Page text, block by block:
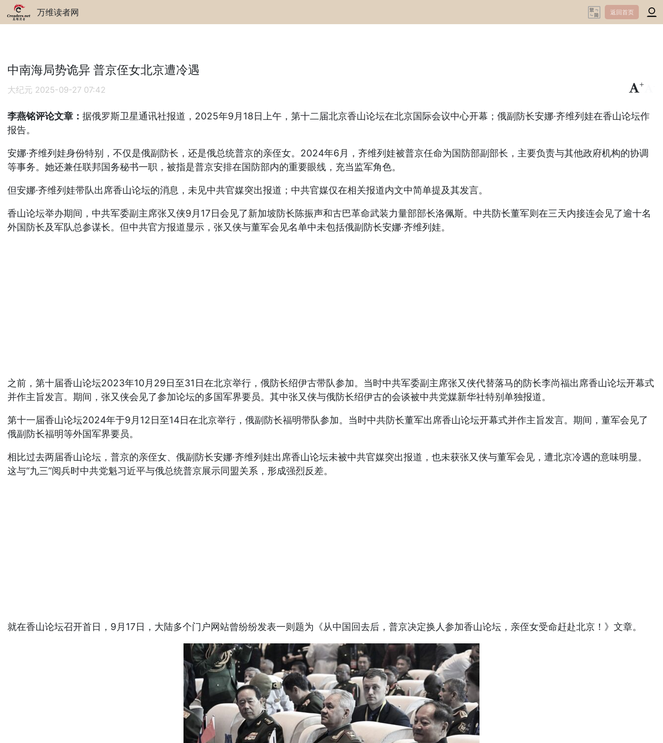
万维读者网 返回首页
中南海局势诡异 普京侄女北京遭冷遇
大纪元 2025-09-27 07:42
+
李燕铭评论文章：据俄罗斯卫星通讯社报道，2025年9月18日上午，第十二届北京香山论坛在北京国际会议中心开幕；俄副防长安娜·齐维列娃在香山论坛作
报告。
安娜·齐维列娃身份特别，不仅是俄副防长，还是俄总统普京的亲侄女。2024年6月，齐维列娃被普京任命为国防部副部长，主要负责与其他政府机构的协调
等事务。她还兼任联邦国务秘书一职，被指是普京安排在国防部内的重要眼线，充当监军角色。
但安娜·齐维列娃带队出席香山论坛的消息，未见中共官媒突出报道；中共官媒仅在相关报道内文中简单提及其发言。
香山论坛举办期间，中共军委副主席张又侠9月17日会见了新加坡防长陈振声和古巴革命武装力量部部长洛佩斯。中共防长董军则在三天内接连会见了逾十名
外国防长及军队总参谋长。但中共官方报道显示，张又侠与董军会见名单中未包括俄副防长安娜·齐维列娃。
之前，第十届香山论坛2023年10月29日至31日在北京举行，俄防长绍伊古带队参加。当时中共军委副主席张又侠代替落马的防长李尚福出席香山论坛开幕式
并作主旨发言。期间，张又侠会见了参加论坛的多国军界要员。其中张又侠与俄防长绍伊古的会谈被中共党媒新华社特别单独报道。
第十一届香山论坛2024年于9月12日至14日在北京举行，俄副防长福明带队参加。当时中共防长董军出席香山论坛开幕式并作主旨发言。期间，董军会见了
俄副防长福明等外国军界要员。
相比过去两届香山论坛，普京的亲侄女、俄副防长安娜·齐维列娃出席香山论坛未被中共官媒突出报道，也未获张又侠与董军会见，遭北京冷遇的意味明显。
这与“九三”阅兵时中共党魁习近平与俄总统普京展示同盟关系，形成强烈反差。
就在香山论坛召开首日，9月17日，大陆多个门户网站曾纷纷发表一则题为《从中国回去后，普京决定换人参加香山论坛，亲侄女受命赶赴北京！》文章。